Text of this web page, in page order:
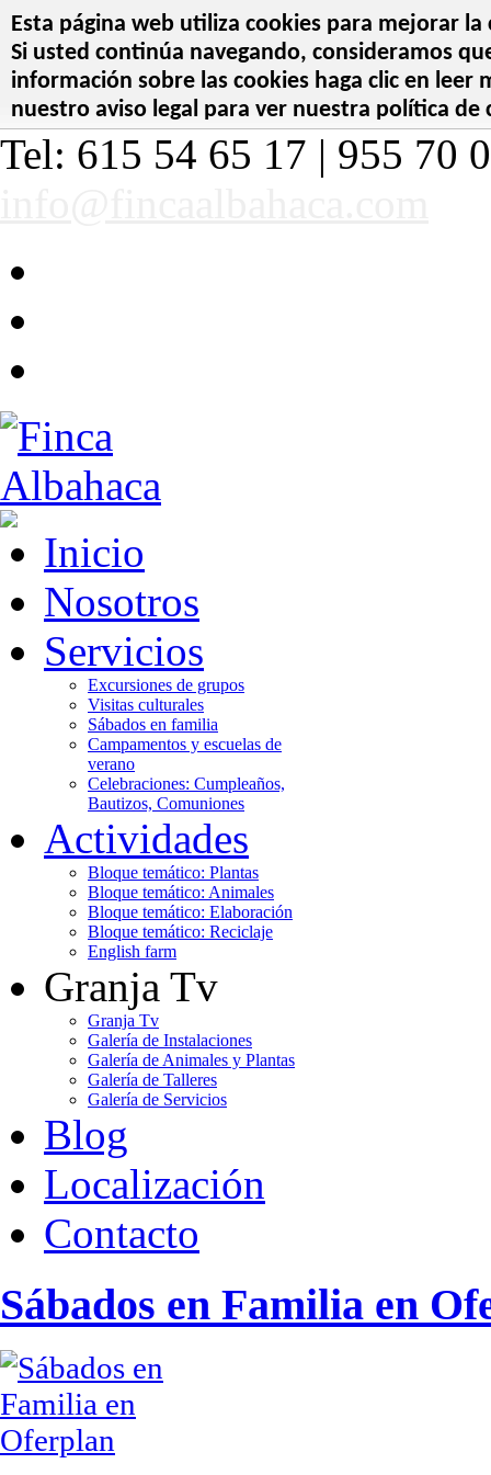
Esta página web utiliza cookies para mejorar
Si usted continúa navegando, consideramos
información sobre las cookies haga clic en leer
nuestro aviso legal para ver nuestra política de
Tel: 615 54 65 17 | 955 70
Inicio
Nosotros
Servicios
Excursiones de grupos
Visitas culturales
Sábados en familia
Campamentos y escuelas de
verano
Celebraciones: Cumpleaños,
Bautizos, Comuniones
Actividades
Bloque temático: Plantas
Bloque temático: Animales
Bloque temático: Elaboración
Bloque temático: Reciclaje
English farm
Granja Tv
Granja Tv
Galería de Instalaciones
Galería de Animales y Plantas
Galería de Talleres
Galería de Servicios
Blog
Localización
Contacto
Sábados en Familia en